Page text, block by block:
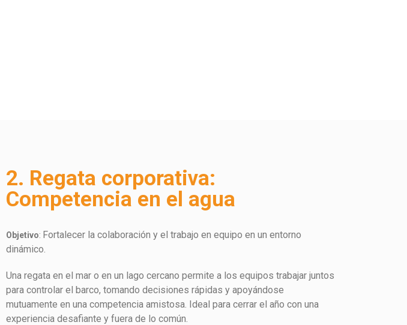
2. Regata corporativa:
Competencia en el agua
Objetivo: Fortalecer la colaboración y el trabajo en equipo en un entorno
dinámico.
Una regata en el mar o en un lago cercano permite a los equipos trabajar juntos
para controlar el barco, tomando decisiones rápidas y apoyándose
mutuamente en una competencia amistosa. Ideal para cerrar el año con una
experiencia desafiante y fuera de lo común.